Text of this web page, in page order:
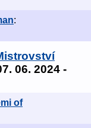
:
06. 2024 -
of